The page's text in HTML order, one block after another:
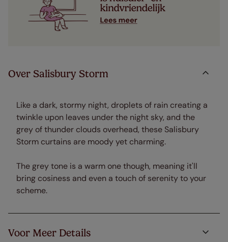
Over Salisbury Storm
Like a dark, stormy night, droplets of rain creating a
twinkle upon leaves under the night sky, and the
grey of thunder clouds overhead, these Salisbury
Storm curtains are moody yet charming.
The grey tone is a warm one though, meaning it'll
bring cosiness and even a touch of serenity to your
scheme.
Voor Meer Details